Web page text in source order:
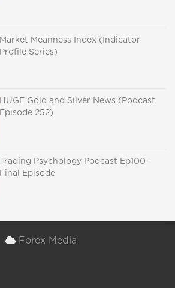
Market Meanness Index (Indicator
Profile Series)
HUGE Gold and Silver News (Podcast
Episode 252)
Trading Psychology Podcast Ep100 -
Final Episode
Forex Media